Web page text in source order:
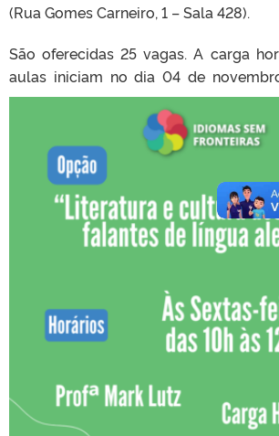
(Rua Gomes Carneiro, 1 – Sala 428).
São oferecidas 25 vagas. A carga
aulas iniciam no dia 04 de